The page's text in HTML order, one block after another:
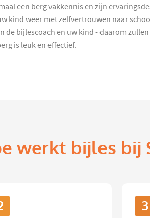
een berg vakkennis en zijn
kind weer met zelfvertrouwen naar
de bijlescoach en uw kind - daarom
is leuk en effectief.
werkt bijles bij
3